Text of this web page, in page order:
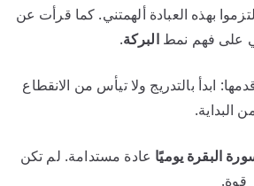
بهذه العبادة ألهمتني. كما قرأت عن
على فهم نمطالبركة.
ابدأ بالتدريج ولا تيأس من الانقطاع
البداية.
البقرة يوميًا عادة مستدامة. لم تكن
قوة.